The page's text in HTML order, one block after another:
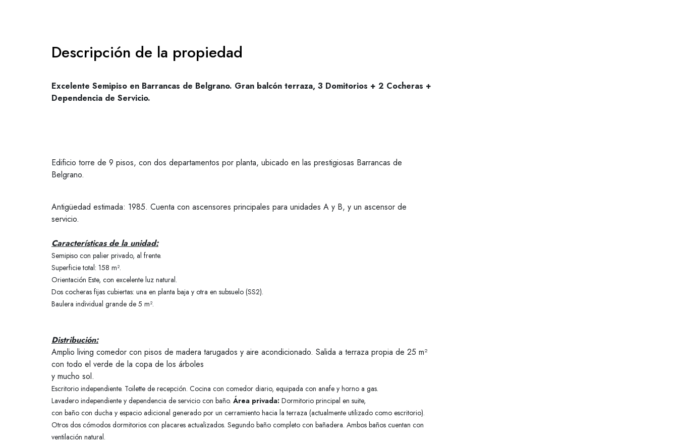
Descripción de la propiedad
Excelente Semipiso en Barrancas de Belgrano. Gran balcón terraza, 3 Domitorios + 2 Cocheras +
Dependencia de Servicio.
Edificio torre de 9 pisos, con dos departamentos por planta, ubicado en las prestigiosas Barrancas de
Belgrano.
Antigüedad estimada: 1985. Cuenta con ascensores principales para unidades A y B, y un ascensor de
servicio.
Características de la unidad:
Semipiso con palier privado, al frente.
Superficie total: 158 m².
Orientación Este, con excelente luz natural.
Dos cocheras fijas cubiertas: una en planta baja y otra en subsuelo (SS2).
Baulera individual grande de 5 m².
Distribución:
Amplio living comedor con pisos de madera tarugados y aire acondicionado. Salida a terraza propia de 25 m²
con todo el verde de la copa de los árboles
y mucho sol.
Escritorio independiente. Toilette de recepción. Cocina con comedor diario, equipada con anafe y horno a gas.
Lavadero independiente y dependencia de servicio con baño. Área privada: Dormitorio principal en suite,
con baño con ducha y espacio adicional generado por un cerramiento hacia la terraza (actualmente utilizado como escritorio).
Otros dos cómodos dormitorios con placares actualizados. Segundo baño completo con bañadera. Ambos baños cuentan con
ventilación natural.